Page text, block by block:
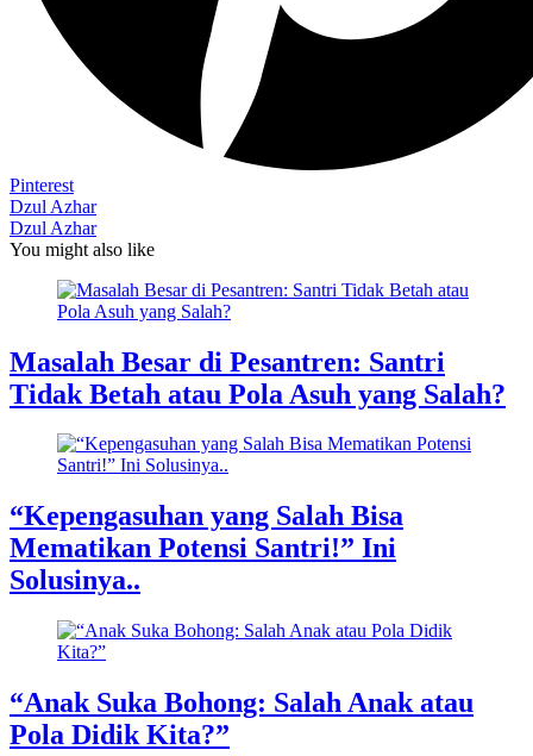
Pinterest
Dzul Azhar
Dzul Azhar
You might also like
Masalah Besar di Pesantren: Santri
Tidak Betah atau Pola Asuh yang Salah?
“Kepengasuhan yang Salah Bisa
Mematikan Potensi Santri!” Ini
Solusinya..
“Anak Suka Bohong: Salah Anak atau
Pola Didik Kita?”